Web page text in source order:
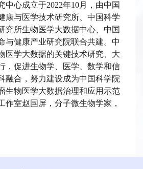
中心成立于2022年10月，由中国
康与医学技术研究所、中国科学
究所生物医学大数据中心、中国
与健康产业研究院联合共建。中
医学大数据的关键技术研究、大
，促进生物学、医学、数学和信
融合，努力建设成为中国科学院
生物医学大数据治理和应用示范
作室赵国屏，分子微生物学家，